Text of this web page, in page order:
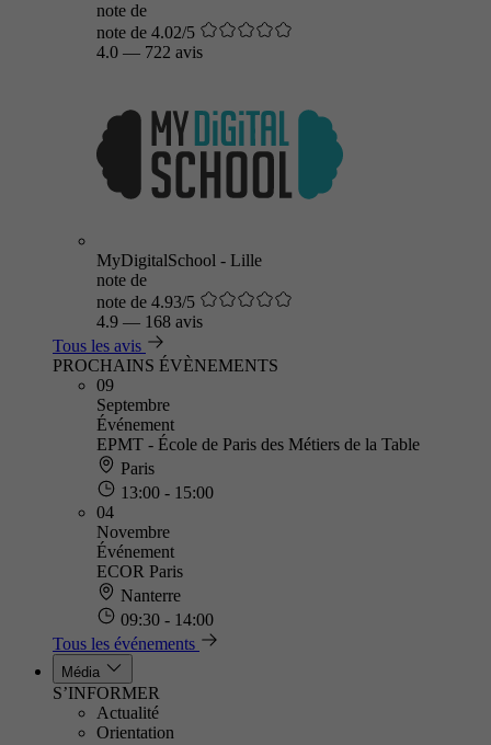
note de
note de 4.02/5
4.0 — 722 avis
MyDigitalSchool - Lille
note de
note de 4.93/5
4.9 — 168 avis
Tous les avis
PROCHAINS ÉVÈNEMENTS
09
Septembre
Événement
EPMT - École de Paris des Métiers de la Table
Paris
13:00 - 15:00
04
Novembre
Événement
ECOR Paris
Nanterre
09:30 - 14:00
Tous les événements
Média
S’INFORMER
Actualité
Orientation